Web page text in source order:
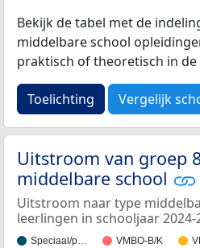
Bekijk de tabel met de
middelbare school
praktisch of theoretisch in
Toelichting Vergelijk
Uitstroom van groep
middelbare school
Uitstroom naar type
leerlingen in schooljaar 2024-
Speciaal/p… VMBO-B/K